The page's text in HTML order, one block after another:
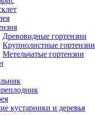
Древовидные гортензии
Крупнолистные гортензии
Метельчатые гортензии
кустарники и деревья